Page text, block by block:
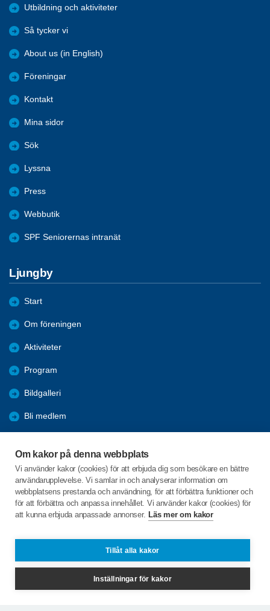
Om kakor på denna webbplats
Vi använder kakor (cookies) för att erbjuda dig som besökare en bättre
användarupplevelse. Vi samlar in och analyserar information om
webbplatsens prestanda och användning, för att förbättra funktioner och
för att förbättra och anpassa innehållet. Vi använder kakor (cookies) för
att kunna erbjuda anpassade annonser. Läs mer om kakor
Tillåt alla kakor
Inställningar för kakor
Utbildning och aktiviteter
Så tycker vi
About us (in English)
Föreningar
Kontakt
Mina sidor
Sök
Lyssna
Press
Webbutik
SPF Seniorernas intranät
Ljungby
Start
Om föreningen
Aktiviteter
Program
Bildgalleri
Bli medlem
Nyheter
C/o:Elizabeth Thoor
ljungby@spfseniorerna.se